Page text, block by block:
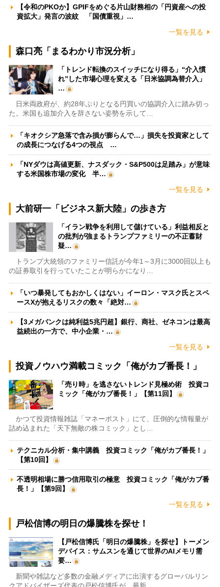
【令和のPKOか】GPIFをめぐる片山財務相の「円資産への投
資拡大」発言の波紋 「国債重視」…
一覧を見る
森口亮「まるわかり市況分析」
「トレンド転換のスイッチになり得る」“介入慣
れ”した市場心理を変える「日米協調為替介入」
…
日米両政府が、約28年ぶりとなる円買いの協調介入に踏み切っ
た。米国も追加介入を辞さない姿勢を示して…
「キオクシア急落で含み損が膨らんで…」損失を投資家として
の成長につなげる4つの視点 …
「NYダウは高値更新、ナスダック・S&P500は足踏み」が意味
する米国株市場の変化 半…
一覧を見る
大前研一「ビジネス新大陸」の歩き方
「イラン戦争を利用して儲けている」利益相反と
の批判が強まるトランプファミリーの不正蓄財
疑…
トランプ大統領のファミリー信託が今年1～3月に3000回以上も
の証券取引を行っていたことが明らかになり…
「いつ暴発してもおかしくはない」イーロン・マスク氏とスペ
ースXが抱えるリスクの数々「絶対…
【3メガバンクは純利益5兆円超】銀行、商社、ゼネコンは最高
益続出の一方で、中小企業・…
一覧を見る
投資ノウハウ満載コミック「俺がカブ番長！」
「売り時」を逃さないトレンド見極め術 投資コ
ミック「俺がカブ番長！」【第11回】
かつて投資情報雑誌「マネーポスト」にて、圧倒的な情報量が
詰め込まれた「天下無敵の株コミック」とし…
テクニカル分析・集中講義 投資コミック「俺がカブ番長！」
【第10回】
不透明相場に勝つ信用取引の極意 投資コミック「俺がカブ番
長！」【第9回】
一覧を見る
戸松信博の明日の爆騰株を探せ！
【戸松信博氏「明日の爆騰株」を探せ】トーメン
デバイス：サムスンを通じて世界のAIメモリ需
要…
新聞や雑誌など多数の金融メディアに出演するグローバルリン